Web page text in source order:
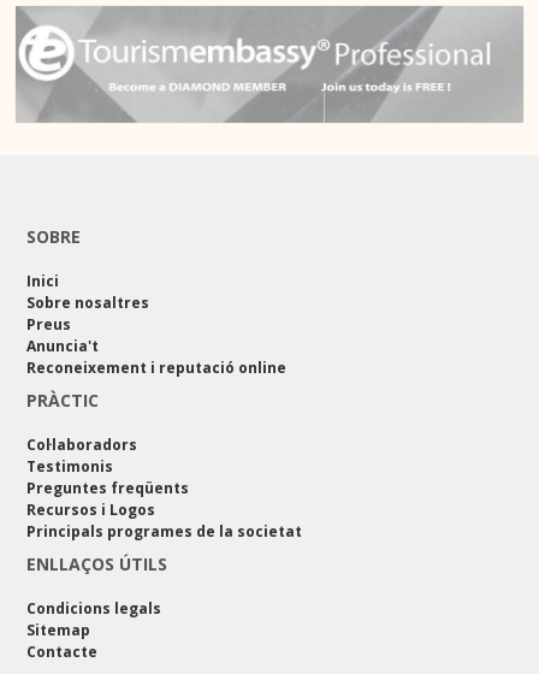
SOBRE
Inici
Sobre nosaltres
Preus
Anuncia't
Reconeixement i reputació online
PRÀCTIC
Col·laboradors
Testimonis
Preguntes freqüents
Recursos i Logos
Principals programes de la societat
ENLLAÇOS ÚTILS
Condicions legals
Sitemap
Contacte